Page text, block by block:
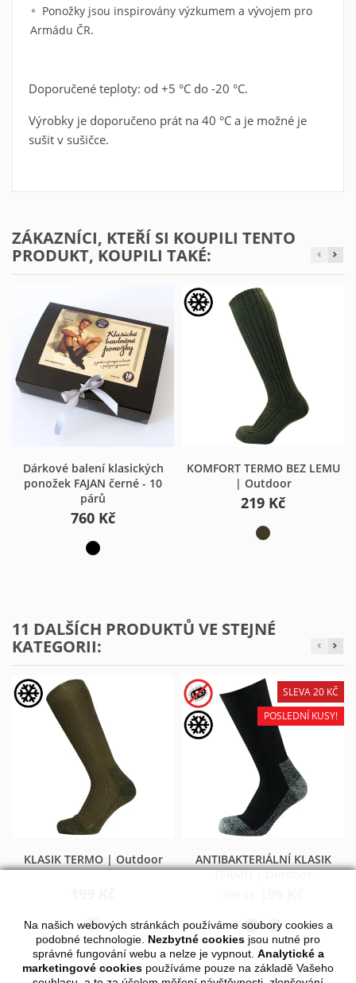
Ponožky jsou inspirovány výzkumem a vývojem pro
Armádu ČR.
Doporučené teploty: od +5 °C do -20 °C.
Výrobky je doporučeno prát na 40 °C a je možné je
sušit v sušičce.
ZÁKAZNÍCI, KTEŘÍ SI KOUPILI TENTO
PRODUKT, KOUPILI TAKÉ:
Dárkové balení klasických
ponožek FAJAN černé - 10
párů
760 Kč
KOMFORT TERMO BEZ LEMU
| Outdoor
219 Kč
11 DALŠÍCH PRODUKTŮ VE STEJNÉ
KATEGORII:
KLASIK TERMO | Outdoor
SLEVA 20 KČ
POSLEDNÍ KUSY!
ANTIBAKTERIÁLNÍ KLASIK
TERMO | Outdoor
Na našich webových stránkách používáme soubory cookies a
podobné technologie. Nezbytné cookies jsou nutné pro
správné fungování webu a nelze je vypnout. Analytické a
marketingové cookies používáme pouze na základě Vašeho